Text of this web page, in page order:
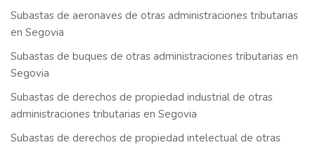
Subastas de aeronaves de otras administraciones tributarias
en Segovia
Subastas de buques de otras administraciones tributarias en
Segovia
Subastas de derechos de propiedad industrial de otras
administraciones tributarias en Segovia
Subastas de derechos de propiedad intelectual de otras